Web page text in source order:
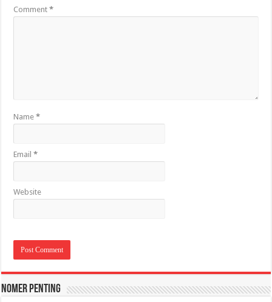
Comment*
Name*
Email*
Website
Nomer Penting